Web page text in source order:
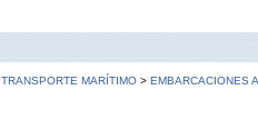
TRANSPORTE MARÍTIMO > EMBARCACIONES